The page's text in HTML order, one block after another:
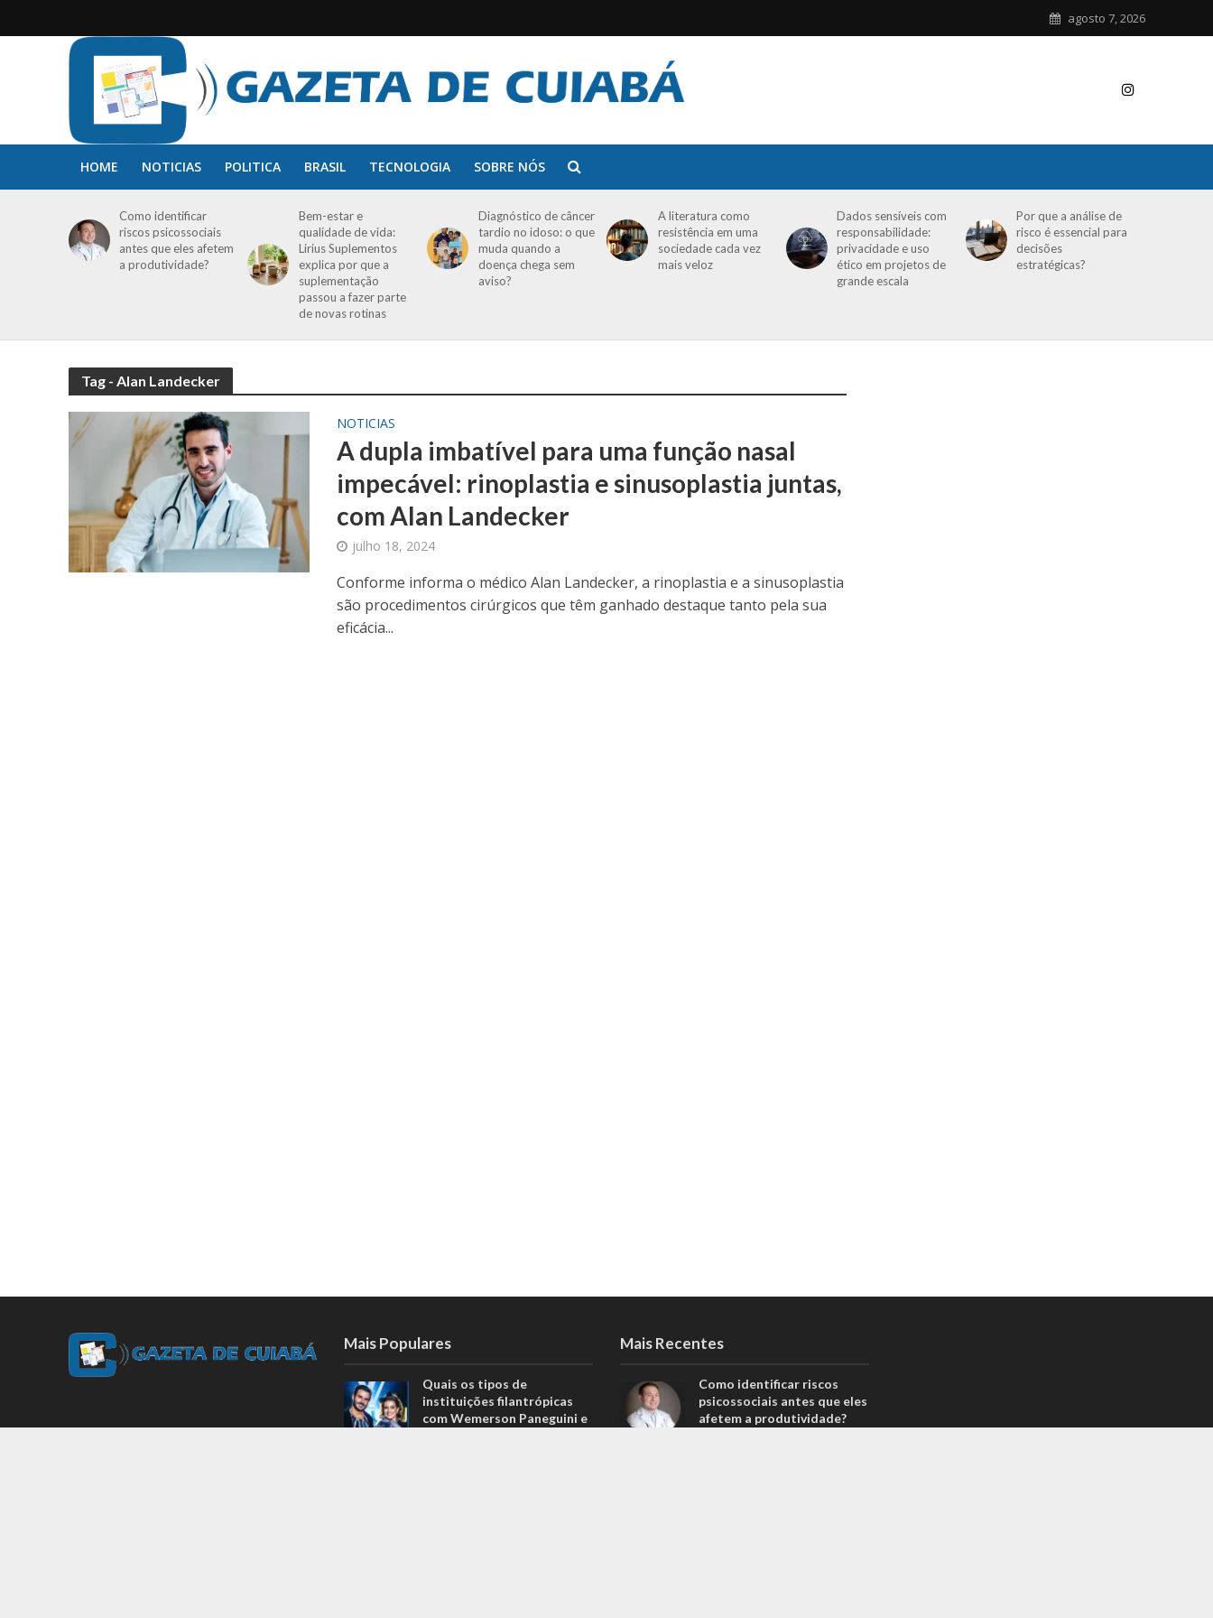
agosto 7, 2026
HOME NOTICIAS POLITICA BRASIL TECNOLOGIA SOBRE NÓS
Como identificar
riscos psicossociais
antes que eles afetem
a produtividade?
Bem-estar e
qualidade de vida:
Lirius Suplementos
explica por que a
suplementação
passou a fazer parte
de novas rotinas
Diagnóstico de câncer
tardio no idoso: o que
muda quando a
doença chega sem
aviso?
A literatura como
resistência em uma
sociedade cada vez
mais veloz
Dados sensíveis com
responsabilidade:
privacidade e uso
ético em projetos de
grande escala
Por que a análise de
risco é essencial para
decisões
estratégicas?
Tag - Alan Landecker
NOTICIAS
A dupla imbatível para uma função nasal
impecável: rinoplastia e sinusoplastia juntas,
com Alan Landecker
julho 18, 2024
Conforme informa o médico Alan Landecker, a rinoplastia e a sinusoplastia
são procedimentos cirúrgicos que têm ganhado destaque tanto pela sua
eficácia...
Mais Populares
Quais os tipos de
instituições filantrópicas
com Wemerson Paneguini e
Mais Recentes
Como identificar riscos
psicossociais antes que eles
afetem a produtividade?